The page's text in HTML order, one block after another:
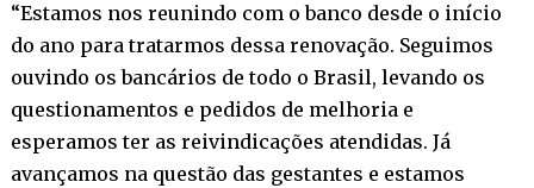
“Estamos nos reunindo com o banco desde o início
do ano para tratarmos dessa renovação. Seguimos
ouvindo os bancários de todo o Brasil, levando os
questionamentos e pedidos de melhoria e
esperamos ter as reivindicações atendidas. Já
avançamos na questão das gestantes e estamos